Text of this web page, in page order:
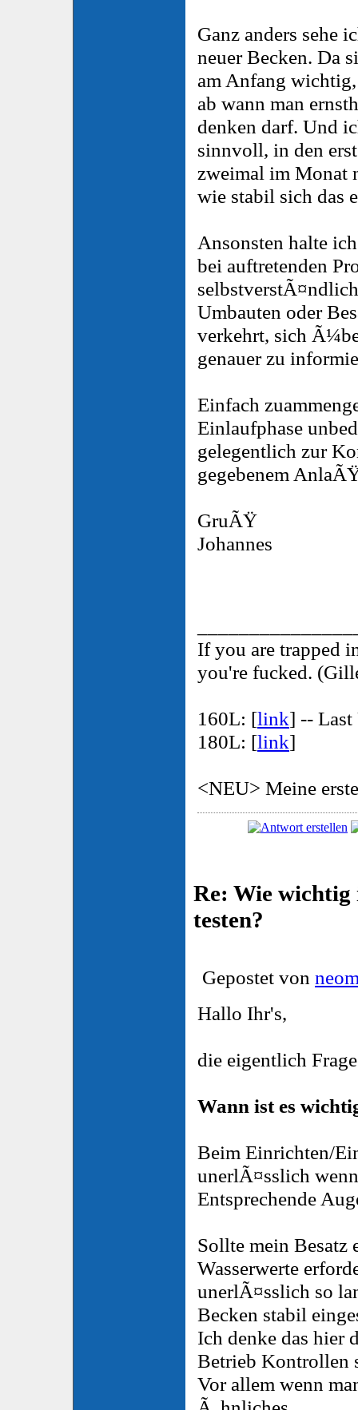
Ganz anders sehe
neuer Becken. Da
am Anfang
ab wann man
denken darf. Und
sinnvoll, in den
zweimal im Monat
wie stabil sich das
Ansonsten halte
bei auftretenden
Umbauten oder
verkehrt, sich
genauer zu
Einfach
Einlaufphase
gelegentlich zur
gegebenem
GruÃŸ
Johannes
If you are trapped
you're fucked.
160L: [link] -- Last
180L: [link]
<NEU> Meine
Re: Wie wichtig
testen?
Gepostet von
Hallo Ihr's,
die eigentlich
Wann ist es
Beim Einrichten/
unerlÃ¤sslich
Entsprechende
Sollte mein Besatz
Wasserwerte
unerlÃ¤sslich so
Becken stabil
Ich denke das hier
Betrieb Kontrollen
Vor allem wenn